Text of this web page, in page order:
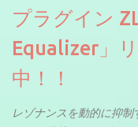
プラグイン
Equalizer」
中！！
レゾナンスを動的に抑